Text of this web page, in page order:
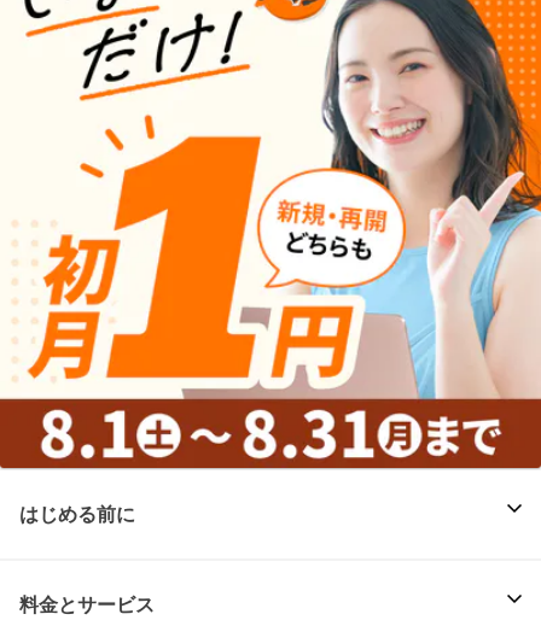
はじめる前に
料金とサービス